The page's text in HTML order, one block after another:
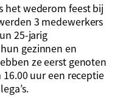
het wederom feest bij
3 medewerkers
25-jarig
gezinnen en
ze eerst genoten
16.00 uur een receptie